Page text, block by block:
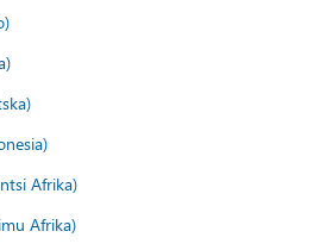
Afrika)
Afrika)